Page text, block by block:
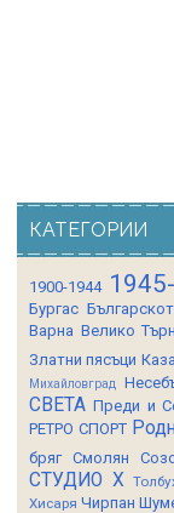
КАТЕГОРИИ
1900-1944
Бургас
Варна Велико
Златни пясъци
Михайловград
СВЕТА Преди и
РЕТРО СПОРТ
бряг Смолян
СТУДИО Х
Хисаря Чирпан